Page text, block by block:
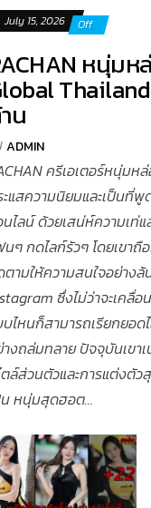
July 15, 2026 Off
หนุ่ม
น
ADMIN
ครีเอเตอร์หนุ่ม
แสความนิยมและเป็นที่
ไลน์ ด้วยเสน่ห์ความเท่
ๆ กดไลก์รัวๆ โดยเขา
ามให้ความสนใจอย่าง
ซึ่งไม่ว่าจะเคลื่
ไหนก็สามารถเรียกยอ
งถล่มทลาย ปัจจุบันเขา
ล์ส่วนตัวและการแต่งตัว
หนุ่มสุดฮอต...